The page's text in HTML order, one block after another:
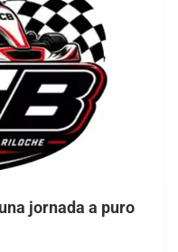
jornada a puro